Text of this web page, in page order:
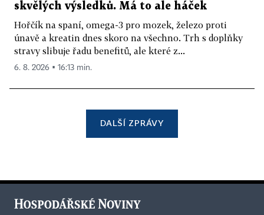
skvělých výsledků. Má to ale háček
Hořčík na spaní, omega-3 pro mozek, železo proti
únavě a kreatin dnes skoro na všechno. Trh s doplňky
stravy slibuje řadu benefitů, ale které z...
6. 8. 2026 ▪ 16:13 min.
DALŠÍ ZPRÁVY